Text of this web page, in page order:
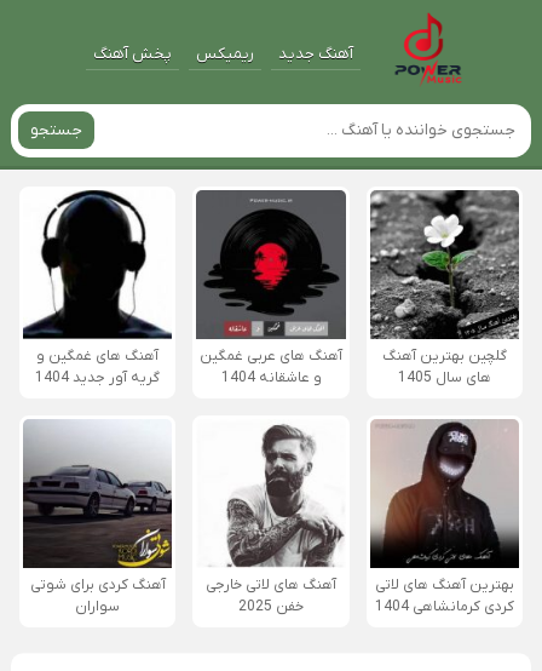
آهنگ جدید ریمیکس پخش آهنگ
جستجو
گلچین بهترین آهنگ
های سال 1405
آهنگ های عربی غمگین
و عاشقانه 1404
آهنگ های غمگین و
گریه آور جدید 1404
بهترین آهنگ های لاتی
کردی کرمانشاهی 1404
آهنگ های لاتی خارجی
خفن 2025
آهنگ کردی برای شوتی
سواران